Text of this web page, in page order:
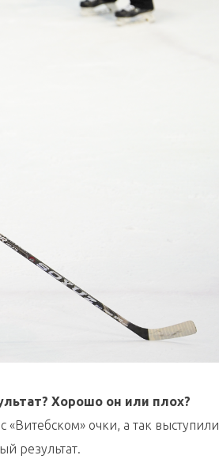
Хорошо он или плох?
очки, а так выступили
результат.